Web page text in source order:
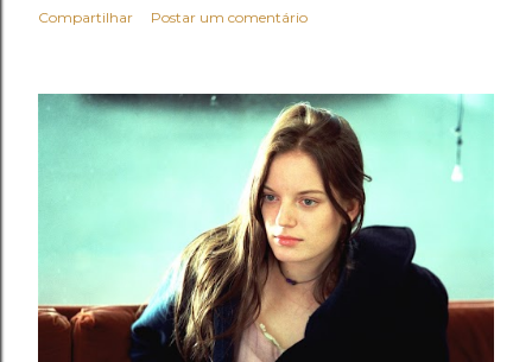
Compartilhar Postar um comentário